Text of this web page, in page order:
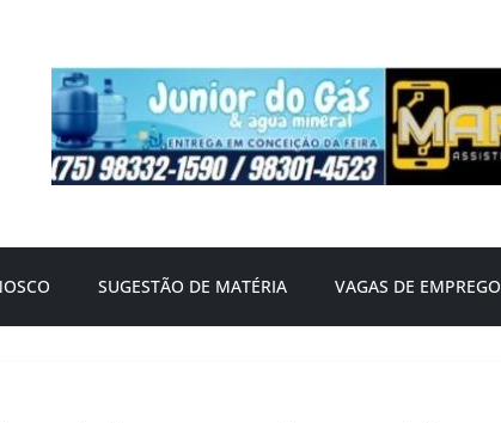
SUGESTÃO DE MATÉRIA VAGAS DE EMPREGO